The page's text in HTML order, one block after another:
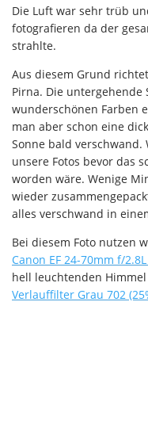
Die Luft war sehr trüb
fotografieren da der
strahlte.
Aus diesem Grund
Pirna. Die untergehende
wunderschönen Farben
man aber schon eine
Sonne bald
unsere Fotos bevor das
worden wäre. Wenige
wieder
alles verschwand in
Bei diesem Foto nutzen
Canon EF 24-70mm f/
hell leuchtenden
Verlauffilter Grau 702